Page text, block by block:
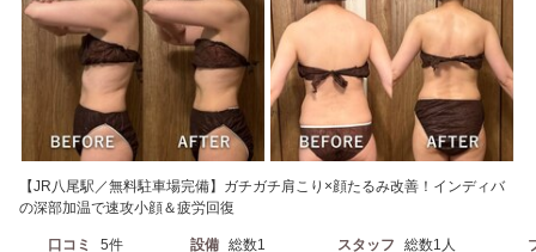
【JR八尾駅／無料駐車場完備】ガチガチ肩こり×顔たるみ改善！インディバ
の深部加温で速攻小顔＆疲労回復
口コミ 5件 設備 総数1 スタッフ 総数1人